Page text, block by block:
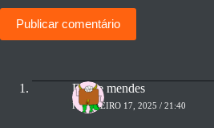
Publicar comentário
Felipe mendes
FEVEREIRO 17, 2025 / 21:40